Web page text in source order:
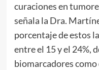
curaciones en
señala la Dra.
porcentaje de estos
entre el 15 y el 24%,
biomarcadores